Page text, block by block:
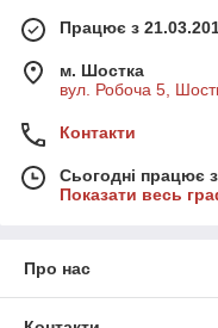
Працює з
м. Шостка
вул. Робоча 5,
Контакти
Сьогодні працює
Показати весь
Про нас